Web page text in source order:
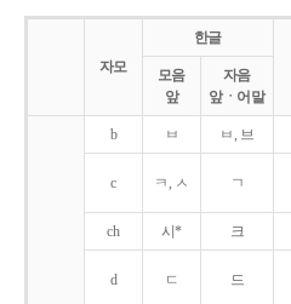
자모
한글
모음
앞
자음
앞ㆍ어말
b ㅂ ㅂ, 브
c ㅋ, ㅅ ㄱ
ch 시* 크
d ㄷ 드